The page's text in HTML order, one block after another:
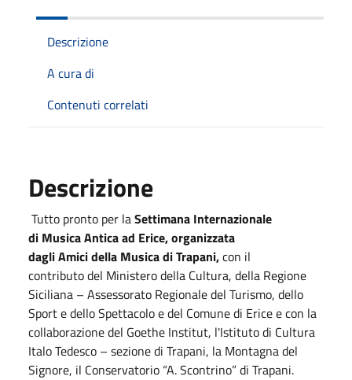
Descrizione
A cura di
Contenuti correlati
Descrizione
Tutto pronto per laSettimana Internazionale
di Musica Antica ad Erice, organizzata
dagli Amici della Musica di Trapani,con il
contributo del Ministero della Cultura, della Regione
Siciliana – Assessorato Regionale del Turismo, dello
Sport e dello Spettacolo e del Comune di Erice e con la
collaborazione del Goethe Institut, l'Istituto di Cultura
Italo Tedesco – sezione di Trapani, la Montagna del
Signore, il Conservatorio “A. Scontrino” di Trapani.